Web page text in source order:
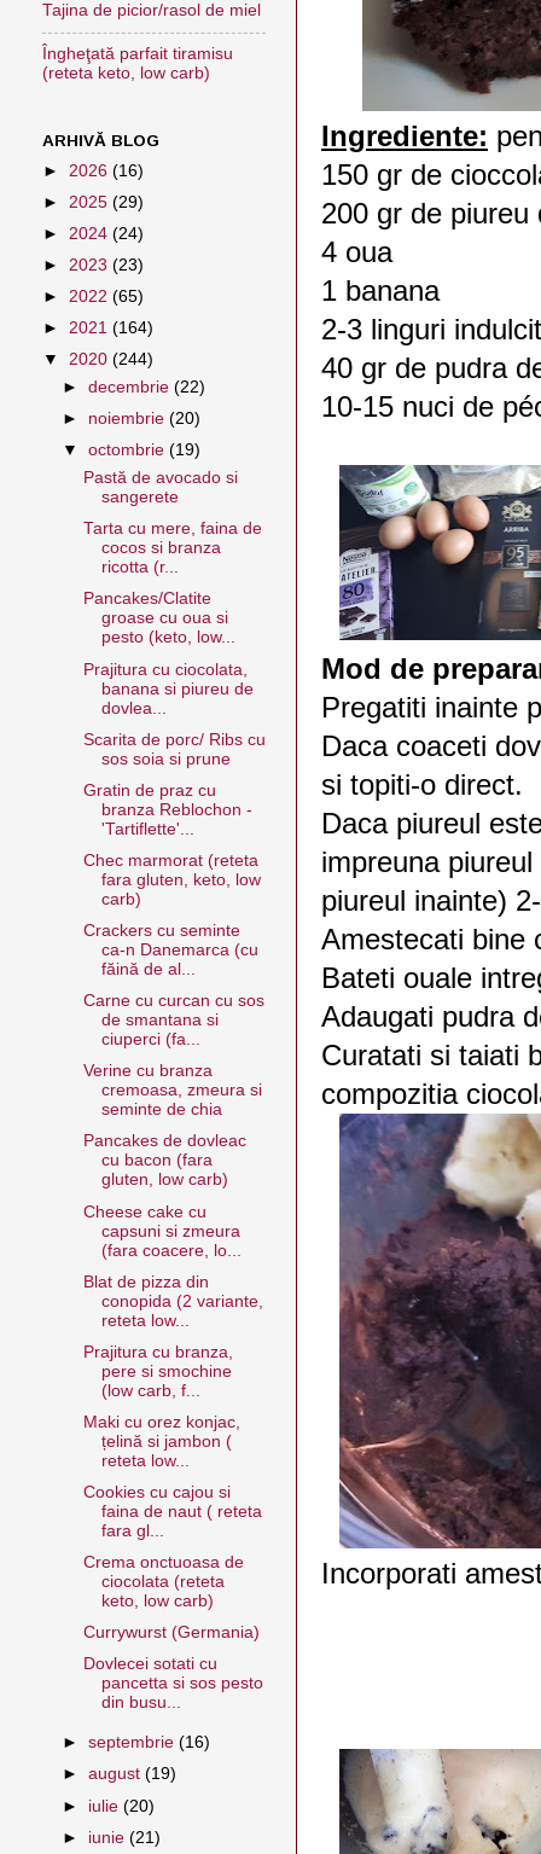
Ingrediente:
150 gr de
200 gr de
4 oua
1 banana
2-3 linguri
40 gr de pudra
10-15 nuci de
Mod de
Pregatiti inainte
Daca coaceti
si topiti-o direct.
Daca piureul
impreuna
piureul inainte)
Amestecati bine
Bateti ouale
Adaugati pudra
Curatati si taiati
compozitia
Incorporati
Tajina de picior/rasol de miel
Îngheţată parfait tiramisu
(reteta keto, low carb)
ARHIVĂ BLOG
► 2026 (16)
► 2025 (29)
► 2024 (24)
► 2023 (23)
► 2022 (65)
► 2021 (164)
▼ 2020 (244)
►decembrie(22)
► noiembrie(20)
▼octombrie(19)
Pastă de avocado si
sangerete
Tarta cu mere, faina de
cocos si branza
ricotta (r...
Pancakes/Clatite
groase cu oua si
pesto (keto, low...
Prajitura cu ciocolata,
banana si piureu de
dovlea...
Scarita de porc/ Ribs cu
sos soia si prune
Gratin de praz cu
branza Reblochon -
'Tartiflette'...
Chec marmorat (reteta
fara gluten, keto, low
carb)
Crackers cu seminte
ca-n Danemarca (cu
făină de al...
Carne cu curcan cu sos
de smantana si
ciuperci (fa...
Verine cu branza
cremoasa, zmeura si
seminte de chia
Pancakes de dovleac
cu bacon (fara
gluten, low carb)
Cheese cake cu
capsuni si zmeura
(fara coacere, lo...
Blat de pizza din
conopida (2 variante,
reteta low...
Prajitura cu branza,
pere si smochine
(low carb, f...
Maki cu orez konjac,
țelină si jambon (
reteta low...
Cookies cu cajou si
faina de naut ( reteta
fara gl...
Crema onctuoasa de
ciocolata (reteta
keto, low carb)
Currywurst (Germania)
Dovlecei sotati cu
pancetta si sos pesto
din busu...
►septembrie(16)
►august(19)
► iulie(20)
► iunie(21)